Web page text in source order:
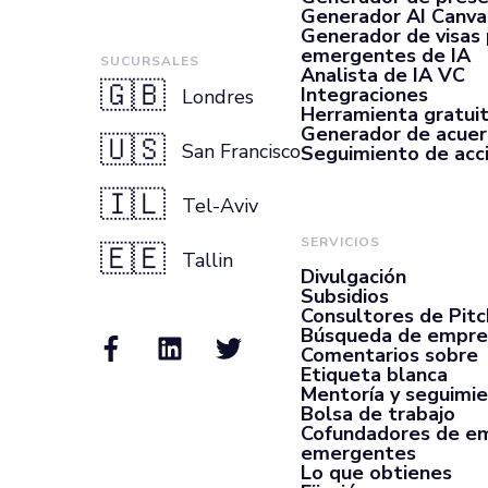
SUCURSALES
🇬🇧 Londres
🇺🇸 San Francisco
🇮🇱 Tel-Aviv
🇪🇪 Tallin
Generador AI
Generador de
emergentes de IA
Analista de IA VC
Integraciones
Herramienta
Generador de
Seguimiento de
SERVICIOS
Divulgación
Subsidios
Consultores de
Búsqueda de
Comentarios sobre
Etiqueta blanca
Mentoría y
Bolsa de trabajo
Cofundadores de
emergentes
Lo que obtienes